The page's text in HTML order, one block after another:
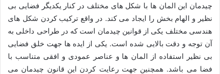
چیدمان این المان ها با شکل های مختلف در کنار یکدیگر فضایی بی
نظیر و الهام بخش را ایجاد می کند. در واقع ترکیب کردن شکل های
هندسی مختلف یکی از قوانین چیدمان است که در طراحی داخلی به
آن توجه و دقت بالایی شده است. یکی از ایده ها جهت خلق فضایی
بی نظیر استفاده از المان‌ ها و عناصر عمودی و افقی متناسب با
فضا می باشد. همچنین جهت رعایت کردن این قانون چیدمان می